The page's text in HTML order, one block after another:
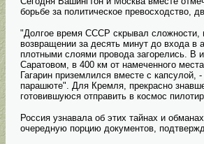
борьбе за политическое превосходство,
"Долгое время СССР скрывал сложности,
возвращении за десять минут до входа в
плотными слоями провода загорелись. В
Саратовом, в 400 км от намеченного
Гагарин приземлился вместе с капсулой,
парашюте". Для Кремля, прекрасно
готовившуюся отправить в космос
Россия узнавала об этих тайнах и
очередную порцию документов,